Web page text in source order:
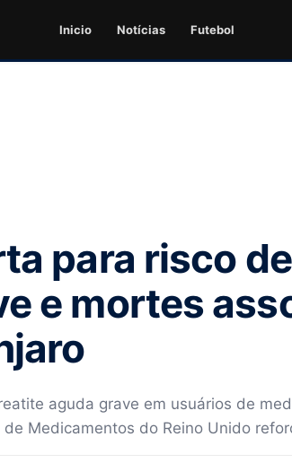
Inicio Notícias Futebol
para risco de
e mortes
aguda grave em usuários de
Medicamentos do Reino Unido